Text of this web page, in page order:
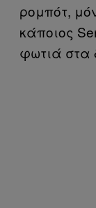
ρομπότ,
κάποιος
φωτιά στα